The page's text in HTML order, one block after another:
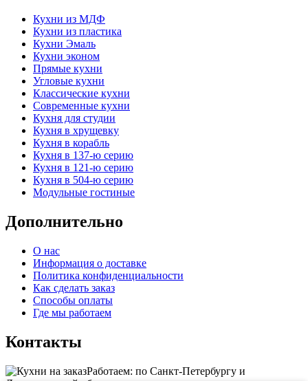
Кухни из МДФ
Кухни из пластика
Кухни Эмаль
Кухни эконом
Прямые кухни
Угловые кухни
Классические кухни
Современные кухни
Кухня для студии
Кухня в хрущевку
Кухня в корабль
Кухня в 137-ю серию
Кухня в 121-ю серию
Кухня в 504-ю серию
Модульные гостиные
Дополнительно
О нас
Информация о доставке
Политика конфиденциальности
Как сделать заказ
Способы оплаты
Где мы работаем
Контакты
Работаем: по Санкт-Петербургу и